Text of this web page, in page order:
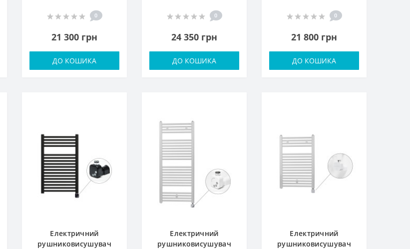
0
21 300 грн
ДО КОШИКА
0
24 350 грн
ДО КОШИКА
0
21 800 грн
ДО КОШИКА
Електричний
рушниковисушувач
Електричний
рушниковисушувач
Електричний
рушниковисушувач